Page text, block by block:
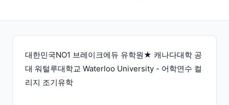
대한민국NO1 브레이크에듀 유학원★ 캐나다대학 공
대 워털루대학교 Waterloo University - 어학연수 컬
리지 조기유학